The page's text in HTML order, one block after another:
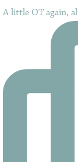
A little OT again,